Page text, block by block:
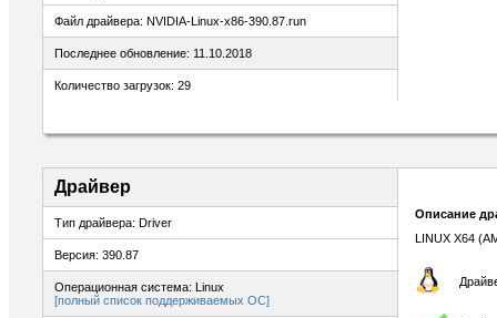
Файл драйвера: NVIDIA-Linux-x86-390.87.run
Последнее обновление: 11.10.2018
Количество загрузок: 29
Драйвер
Тип драйвера: Driver
Версия: 390.87
Операционная система: Linux
[полный список поддерживаемых ОС]
Описание
LINUX X64